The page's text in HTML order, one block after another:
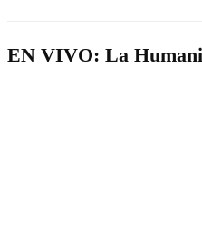
EN VIVO: La